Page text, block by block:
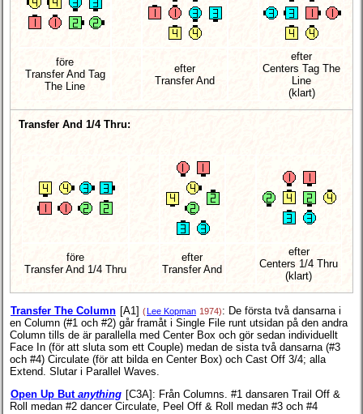
före
Transfer And Tag
The Line
efter
Transfer And
efter
Centers Tag The
Line
(klart)
Transfer And 1/4 Thru:
före
Transfer And 1/4 Thru
efter
Transfer And
efter
Centers 1/4 Thru
(klart)
Transfer The Column [A1] (Lee Kopman 1974): De första två dansarna i
en Column (#1 och #2) går framåt i Single File runt utsidan på den andra
Column tills de är parallella med Center Box och gör sedan individuellt
Face In (för att sluta som ett Couple) medan de sista två dansarna (#3
och #4) Circulate (för att bilda en Center Box) och Cast Off 3/4; alla
Extend. Slutar i Parallel Waves.
Open Up But anything [C3A] : Från Columns. #1 dansaren Trail Off &
Roll medan #2 dancer Circulate, Peel Off & Roll medan #3 och #4